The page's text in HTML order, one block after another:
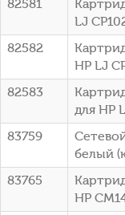
82581
LJ
82582
HP LJ
82583
для HP
83759
белый
83765
HP